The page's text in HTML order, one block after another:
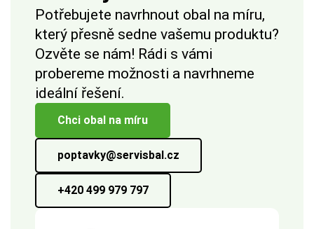
Potřebujete navrhnout obal na míru,
který přesně sedne vašemu produktu?
Ozvěte se nám! Rádi s vámi
probereme možnosti a navrhneme
ideální řešení.
Chci obal na míru
poptavky@servisbal.cz
+420 499 979 797